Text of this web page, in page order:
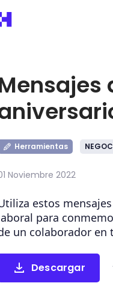
Herramientas
Noviembre 2022
estos
para
un colaborador en
Descargar